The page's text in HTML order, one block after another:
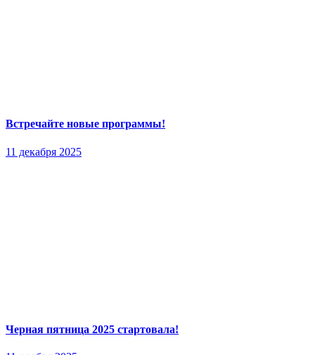
Встречайте новые программы!
11 декабря 2025
Черная пятница 2025 стартовала!